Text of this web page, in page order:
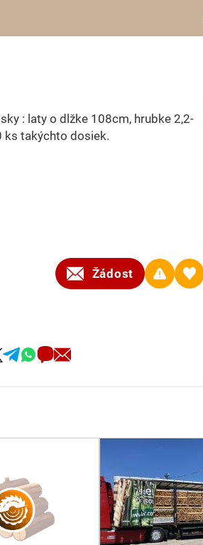
: laty o dlžke 108cm, hrubke 2,2-
ks takýchto dosiek.
Žádost